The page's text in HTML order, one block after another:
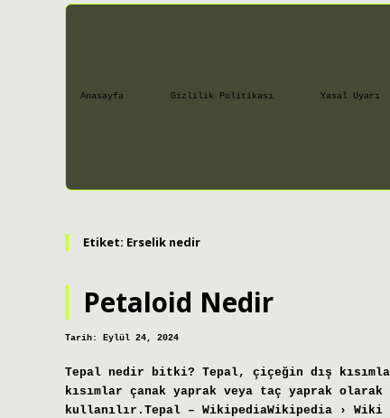
Anasayfa Gizlilik Politikası Yasal Uyarı
Etiket: Erselik nedir
Petaloid Nedir
Tarih: Eylül 24, 2024
Tepal nedir bitki? Tepal, çiçeğin dış
kısımlar çanak yaprak veya taç yaprak olarak
kullanılır.Tepal – WikipediaWikipedia ›